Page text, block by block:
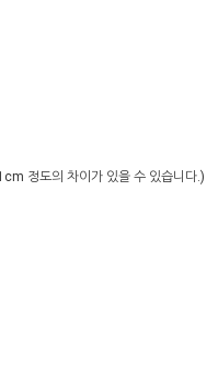
정도의 차이가 있을 수 있습니다.)